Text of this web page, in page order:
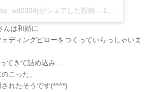
がシェアした投稿 – 1月 12, 2018 at 7:29午前 PST
んは和婚に
ディングピローをつくっていらっしゃいま
てきて詰め込み…
こった、
れたそうです(*^^*)